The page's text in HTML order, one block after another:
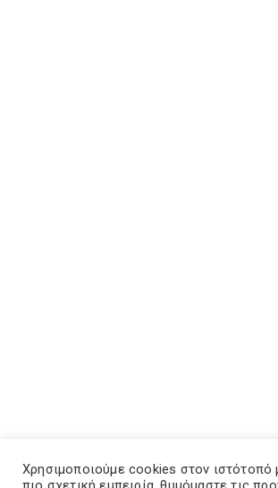
Χρησιμοποιούμε cookies στον